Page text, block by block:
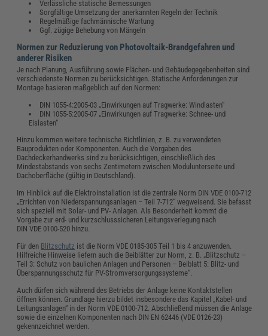
Verlässliche statische Bemessungen
Sorgfältige Umsetzung der anerkannten Regeln der Technik
Regelmäßige fachmännische Wartung
Ggf. zügige Behebung von Mängeln
Normen zur Reduzierung von Photovoltaik-Brandgefahren und
anderer Risiken
Je nach Planung, Ausführung sowie Flächen- und Gebäudegegebenheiten sind
verschiedenste Normen zu berücksichtigen. Statische Anforderungen zur
Montage basieren maßgeblich auf den Normen:
DIN 1055-4:2005-03 „Einwirkungen auf Tragwerke: Windlasten“
DIN 1055-5:2005-07 „Einwirkungen auf Tragwerke: Schnee- und
Eislasten“
Hinzu kommen weitere technische Richtlinien, z. B. zu verwendeten
Bauprodukten oder Komponenten. Auch die Vorgaben des
Dachdeckerhandwerks sind zu berücksichtigen, einschließlich des
Mindestabstands von sechs Zentimetern zwischen Modulunterseite und
Dachoberfläche (gültig in Deutschland).
Im Hinblick auf die Elektroinstallation ist die zentrale Norm DIN VDE 0100-712
„Errichten von Niederspannungsanlagen – Teil 7-712“ wegweisend. Sie befasst
sich speziell mit Solar- und PV- Anlagen. Als Besonderheit kommt die
Vorgabe zur erd- und kurzschlusssicheren Leitungsverlegung nach
DIN VDE 0100-520 hinzu.
Für den Blitzschutz ist die Norm VDE 0185-305 Teil 1 bis 4 anzuwenden.
Hilfreiche Hinweise liefern auch die Beiblätter zur Norm, z. B. „Blitzschutz –
Teil 3: Schutz von baulichen Anlagen und Personen – Beiblatt 5: Blitz- und
Überspannungsschutz für PV-Stromversorgungssysteme“.
Auch dürfen sich während des Betriebs der Anlage keine Kontaktstellen
öffnen können. Grundlage hierzu bildet insbesondere das Kapitel „Kabel- und
Leitungsanlagen“ in der Norm VDE 0100-712. Abschließend müssen die Anlage
sowie die einzelnen Komponenten nach DIN EN 62446 (VDE 0126-23)
gekennzeichnet werden.